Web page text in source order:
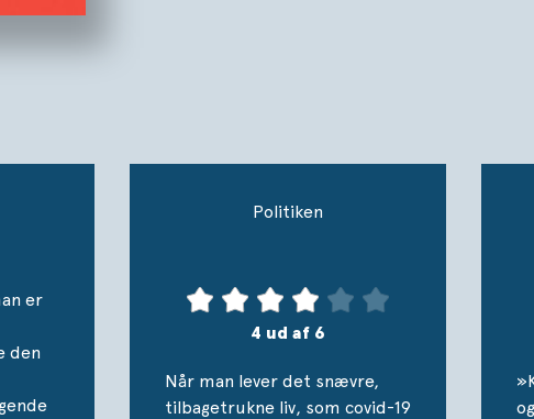
som afdækker afgrunden under vores
er
den
Politiken
4 ud af 6
Når man lever det snævre,
tilbagetrukne liv, som covid-19